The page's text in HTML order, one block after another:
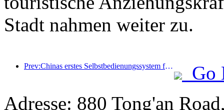
Stadt nahmen weiter zu.
Prev:Chinas erstes Selbstbedienungssystem für Kultur und Tourismus für ausländische Touristen in Shanghai eröffnet
Go
Adresse: 880 Tong'an